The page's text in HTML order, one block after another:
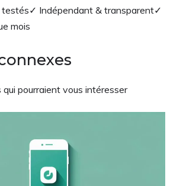
✓ Indépendant & transparent✓
mois
qui pourraient vous intéresser